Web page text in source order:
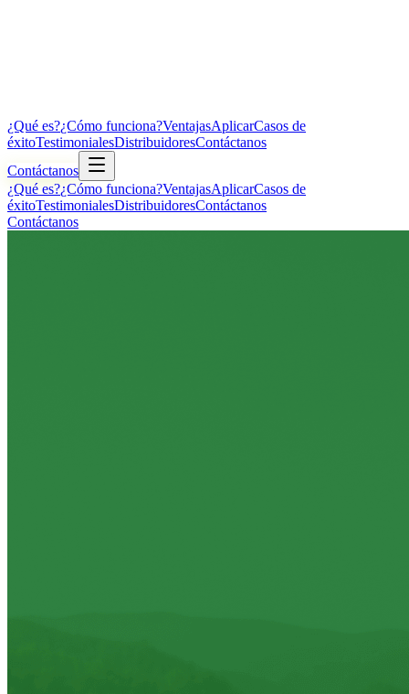
¿Qué es?¿Cómo funciona?VentajasAplicarCasos de
éxitoTestimonialesDistribuidoresContáctanos
Contáctanos
¿Qué es?¿Cómo funciona?VentajasAplicarCasos de
éxitoTestimonialesDistribuidoresContáctanos
Contáctanos